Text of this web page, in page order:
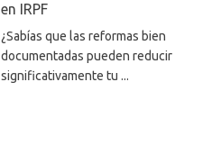
en IRPF
¿Sabías que las reformas bien
documentadas pueden reducir
significativamente tu ...